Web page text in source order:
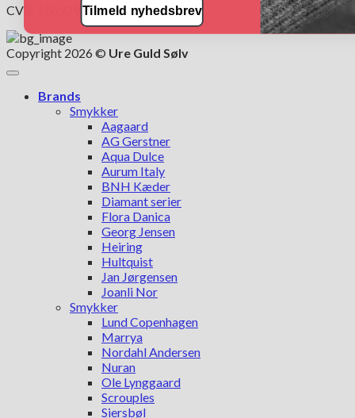
CVR: 10692997
Copyright 2026 © Ure Guld Sølv
Brands
Smykker
Aagaard
AG Gerstner
Aqua Dulce
Aurum Italy
BNH Kæder
Diamant serier
Flora Danica
Georg Jensen
Heiring
Hultquist
Jan Jørgensen
Joanli Nor
Smykker
Lund Copenhagen
Marrya
Nordahl Andersen
Nuran
Ole Lynggaard
Scrouples
Siersbøl
Tilmeld nyhedsbrev